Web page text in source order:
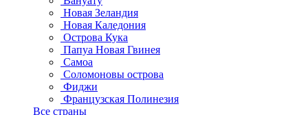
Новая Зеландия
Новая Каледония
Острова Кука
Папуа Новая Гвинея
Самоа
Соломоновы острова
Фиджи
Французская Полинезия
Все страны